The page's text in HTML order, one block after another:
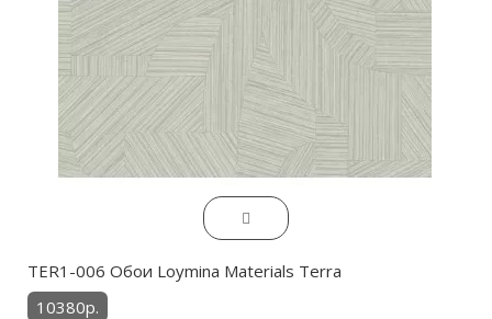
TER1-006 Обои Loymina Materials Terra
10380р.